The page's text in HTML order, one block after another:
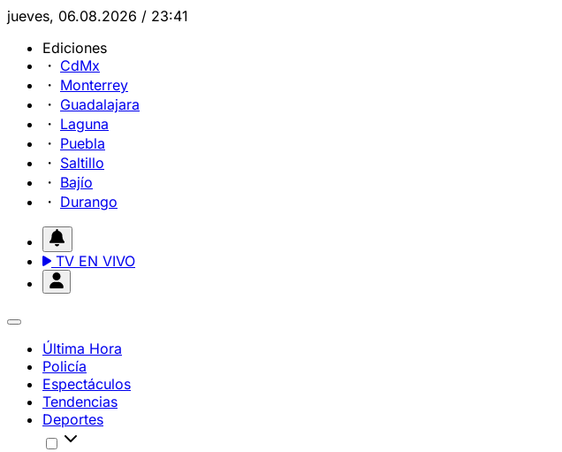
jueves, 06.08.2026 / 23:41
Ediciones
CdMx
Monterrey
Guadalajara
Laguna
Puebla
Saltillo
Bajío
Durango
TV EN VIVO
Última Hora
Policía
Espectáculos
Tendencias
Deportes